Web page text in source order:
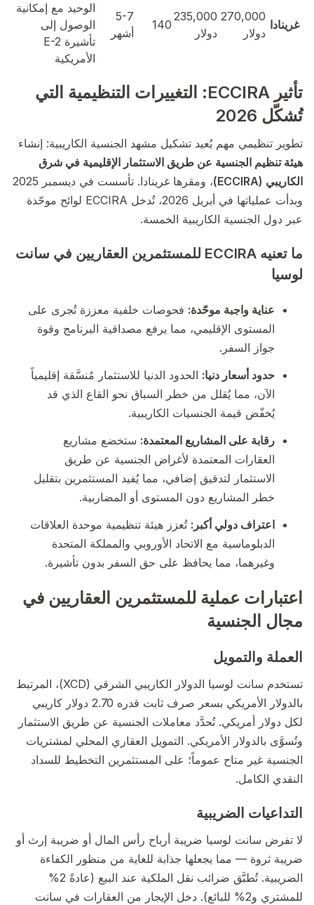
غرينادا
270,000
دولار
235,000
دولار
140
5-7
أشهر
الوحيد مع إمكانية
الوصول إلى
تأشيرة E-2
الأمريكية
تأثير ECCIRA: التغييرات التنظيمية التي
تُشكّل 2026
تطوير تنظيمي مهم يُعيد تشكيل مشهد الجنسية الكاريبية: إنشاء
هيئة تنظيم الجنسية عن طريق الاستثمار الإقليمية في شرق
الكاريبي (ECCIRA)
، ومقرها غرينادا. تأسست في ديسمبر 2025
وبدأت عملياتها في أبريل 2026، تُدخل ECCIRA لوائح موحّدة
عبر دول الجنسية الكاريبية الخمسة.
ما تعنيه ECCIRA للمستثمرين العقاريين في سانت
لوسيا
عناية واجبة موحّدة: فحوصات خلفية معززة تُجرى على
المستوى الإقليمي، مما يرفع مصداقية البرنامج وقوة
جواز السفر.
حدود أسعار دنيا: الحدود الدنيا للاستثمار مُنسَّقة إقليمياً
الآن، مما يُقلل من خطر السباق نحو القاع الذي قد
يُخفّض قيمة الجنسيات الكاريبية.
رقابة على المشاريع المعتمدة: ستخضع مشاريع
العقارات المعتمدة لأغراض الجنسية عن طريق
الاستثمار لتدقيق إضافي، مما يُفيد المستثمرين بتقليل
خطر المشاريع دون المستوى أو المضاربية.
اعتراف دولي أكبر: تُعزز هيئة تنظيمية موحدة العلاقات
الدبلوماسية مع الاتحاد الأوروبي والمملكة المتحدة
وغيرهما، مما يحافظ على حق السفر بدون تأشيرة.
اعتبارات عملية للمستثمرين العقاريين في
مجال الجنسية
العملة والتمويل
تستخدم سانت لوسيا الدولار الكاريبي الشرقي (XCD)، المرتبط
بالدولار الأمريكي بسعر صرف ثابت قدره 2.70 دولار كاريبي
لكل دولار أمريكي. تُحدَّد معاملات الجنسية عن طريق الاستثمار
وتُسوَّى بالدولار الأمريكي. التمويل العقاري المحلي لمشتريات
الجنسية غير متاح عموماً؛ على المستثمرين التخطيط للسداد
النقدي الكامل.
التداعيات الضريبية
لا تفرض سانت لوسيا ضريبة أرباح رأس المال أو ضريبة إرث أو
ضريبة ثروة — مما يجعلها جذابة للغاية من منظور الكفاءة
الضريبية. تُطبَّق ضرائب نقل الملكية عند البيع (عادةً 2%
للمشتري و2% للبائع). دخل الإيجار من العقارات في سانت